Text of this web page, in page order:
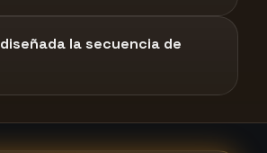
la secuencia de